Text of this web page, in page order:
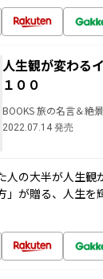
人生観が変わる
１００
BOOKS 旅の名言＆絶景
2022.07.14 発売
人の大半が人生観
」が贈る、人生を